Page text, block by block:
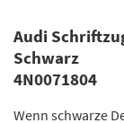
Audi
Schwarz
4N0071804
Wenn schwarze